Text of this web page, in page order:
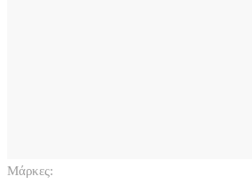
Μάρκες: